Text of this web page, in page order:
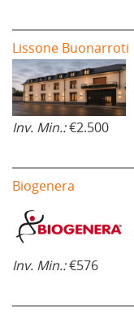
Lissone Buonarroti
Inv. Min.:€2.500
Biogenera
Inv. Min.:€576